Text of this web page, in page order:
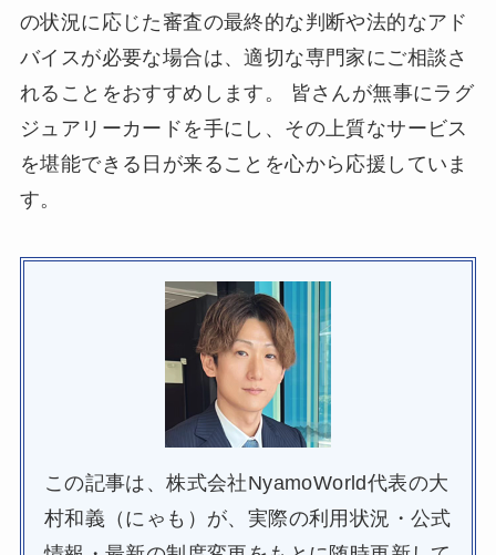
の状況に応じた審査の最終的な判断や法的なアド
バイスが必要な場合は、適切な専門家にご相談さ
れることをおすすめします。 皆さんが無事にラグ
ジュアリーカードを手にし、その上質なサービス
を堪能できる日が来ることを心から応援していま
す。
この記事は、株式会社NyamoWorld代表の大
村和義（にゃも）が、実際の利用状況・公式